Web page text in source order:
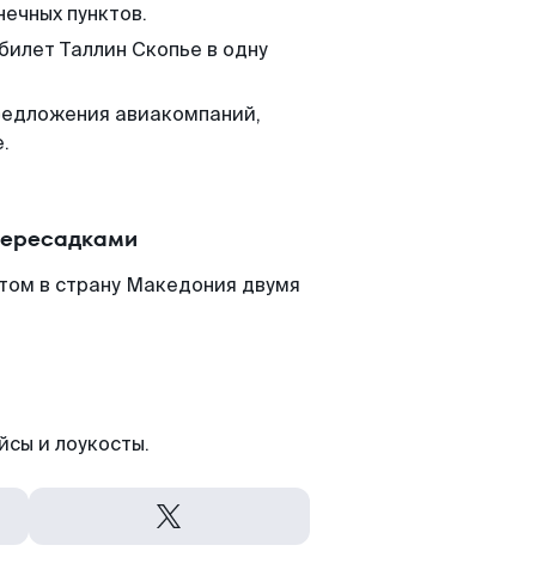
пунктов.
Таллин Скопье в одну
авиакомпаний,
в страну Македония двумя
и лоукосты.